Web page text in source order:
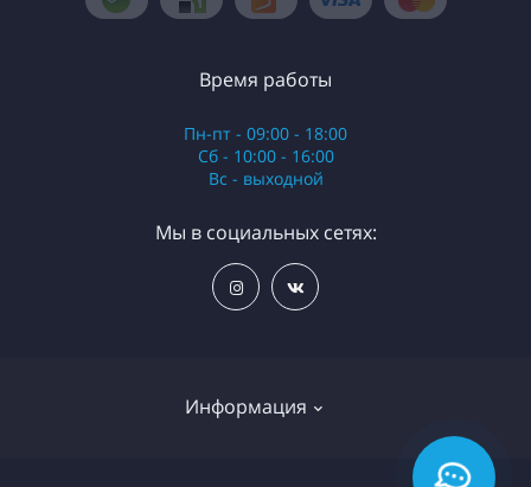
Информация
Время работы
Пн-пт - 09:00 - 18:00
Сб - 10:00 - 16:00
Вс - выходной
Мы в социальных сетях: